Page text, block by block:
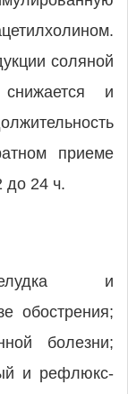
соляной
и
приеме
до 24 ч.
и
обострения;
болезни;
и рефлюкс-